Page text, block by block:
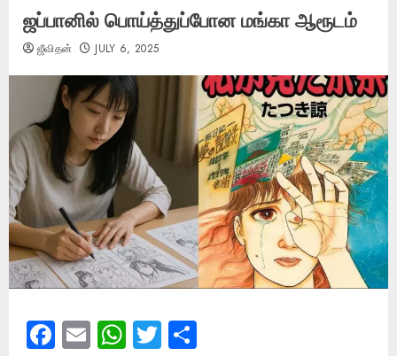
ஜப்பானில் பொய்த்துப்போன மங்கா ஆரூடம்
ஜீவிதன் JULY 6, 2025
Facebook
EmailWhatsApp
Twitter